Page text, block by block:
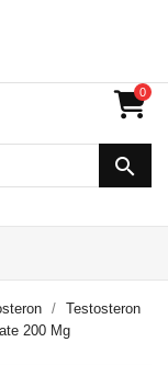
0

Testosteron
200 Mg